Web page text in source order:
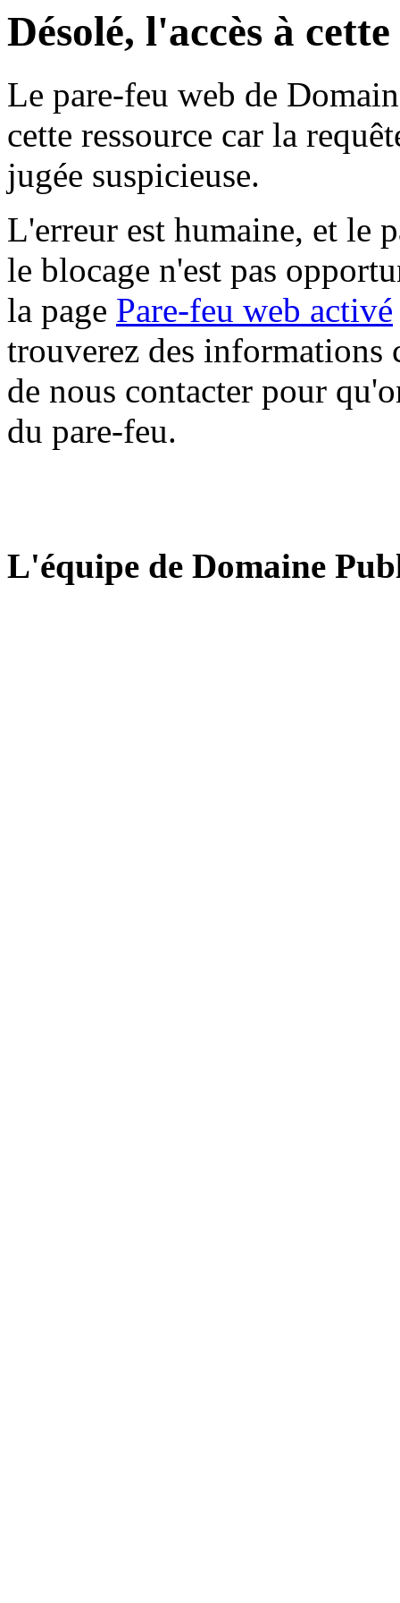
Désolé, l'accès à
Le pare-feu web de
cette ressource car la
jugée suspicieuse.
L'erreur est humaine, et le
le blocage n'est pas
la page Pare-feu web activé
trouverez des informations
de nous contacter pour
du pare-feu.
L'équipe de Domaine